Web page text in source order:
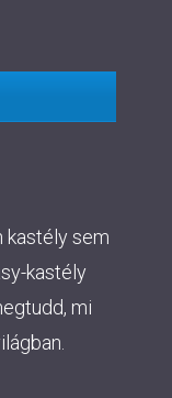
kastély sem
kastély
mi